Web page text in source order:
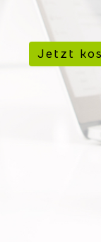
Jetzt